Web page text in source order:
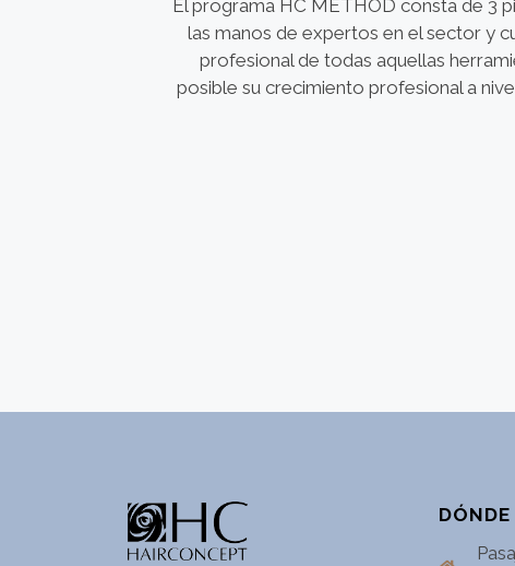
El programa HC METHOD consta de 3
las manos de expertos en el sector y
profesional de todas aquellas
posible su crecimiento profesional a